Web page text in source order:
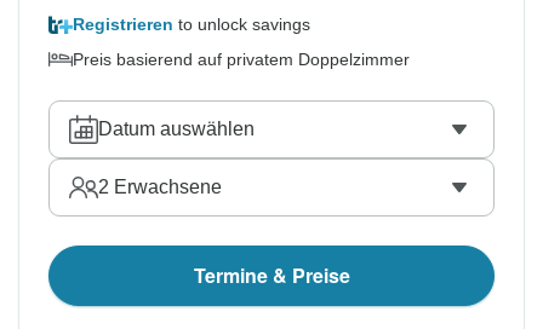
Registrieren to unlock savings
Preis basierend auf privatem Doppelzimmer
Datum auswählen
2 Erwachsene
Termine & Preise